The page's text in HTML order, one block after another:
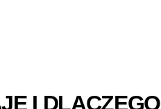
I DLACZEGO